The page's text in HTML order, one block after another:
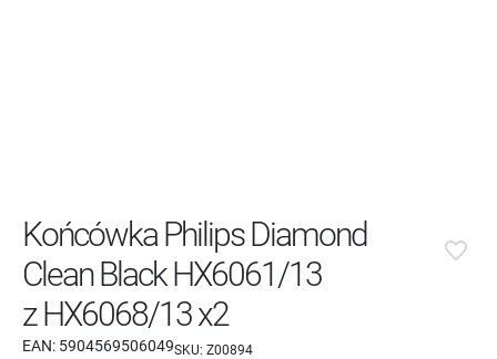
Końcówka Philips Diamond
Clean Black HX6061/13
z HX6068/13 x2
EAN: 5904569506049SKU: Z00894
favorite_border